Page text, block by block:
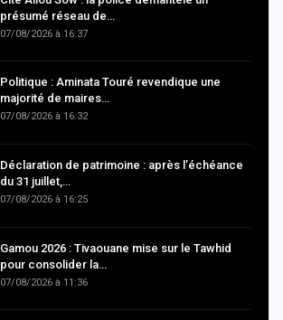
présumé réseau de…
07/08/2026 à 16:37
Politique : Aminata Touré revendique une
majorité de maires…
07/08/2026 à 16:32
Déclaration de patrimoine : après l’échéance
du 31 juillet,…
07/08/2026 à 16:25
Gamou 2026 : Tivaouane mise sur le Tawhid
pour consolider la…
07/08/2026 à 11:36